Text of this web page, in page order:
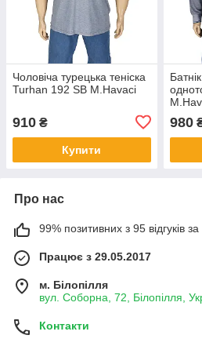
Чоловіча турецька теніска
Turhan 192 SB M.Havaci
910 ₴
Купити
980
Про нас
99% позитивних з 95 відгуків за
Працює з 29.05.2017
м. Білопілля
вул. Соборна, 72, Білопілля,
Контакти